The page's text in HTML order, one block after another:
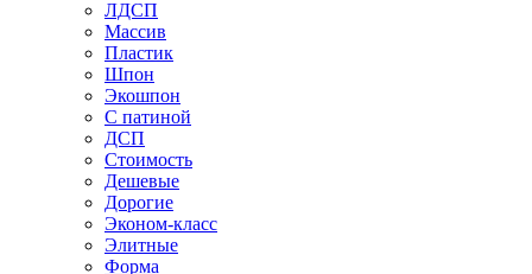
ЛДСП
Массив
Пластик
Шпон
Экошпон
С патиной
ДСП
Стоимость
Дешевые
Дорогие
Эконом-класс
Элитные
Форма